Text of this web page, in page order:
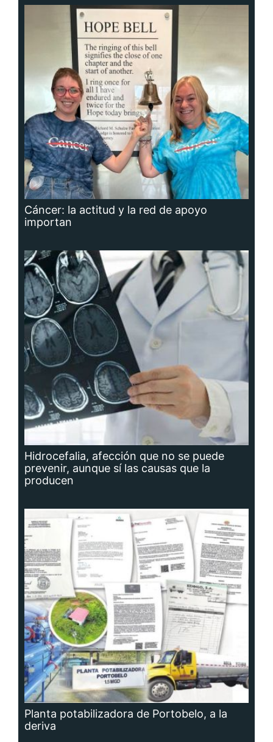
Cáncer: la actitud y la red de apoyo
importan
Hidrocefalia, afección que no se puede
prevenir, aunque sí las causas que la
producen
Planta potabilizadora de Portobelo, a la
deriva